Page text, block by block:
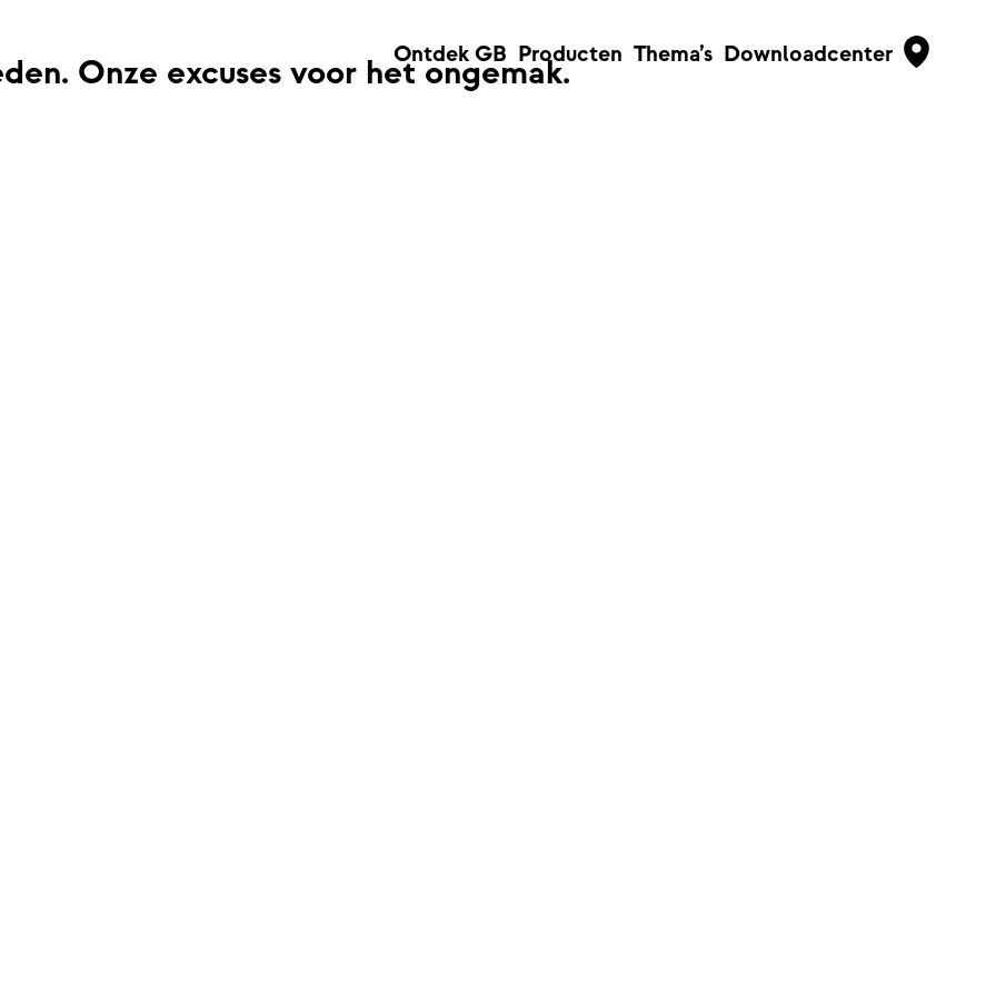
Ontdek GB Producten Thema’s Downloadcenter
Onze excuses voor het ongemak.